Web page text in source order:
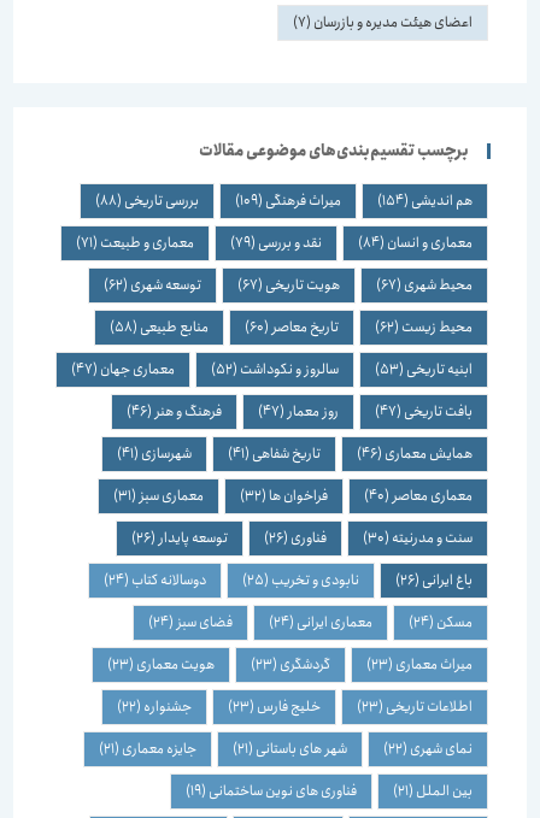
اعضای هیئت مدیره و بازرسان(7)
برچسب تقسیم‌بندی‌های موضوعی مقالات
هم اندیشی(154) میراث فرهنگی(109) بررسی تاریخی(88)
معماری و انسان(84) نقد و بررسی(79) معماری و طبیعت(71)
محیط شهری(67) هویت تاریخی(67) توسعه شهری(62)
محیط زیست(62) تاریخ معاصر(60) منابع طبیعی(58)
ابنیه تاریخی(53) سالروز و نکوداشت(52) معماری جهان(47)
بافت تاریخی(47) روز معمار(47) فرهنگ و هنر(46)
همایش معماری(46) تاریخ شفاهی(41) شهرسازی(41)
معماری معاصر(40) فراخوان ها(32) معماری سبز(31)
سنت و مدرنیته(30) فناوری(26) توسعه پایدار(26)
باغ ایرانی(26) نابودی و تخریب(25) دوسالانه کتاب(24)
مسکن(24) معماری ایرانی(24) فضای سبز(24)
میراث معماری(23) گردشگری(23) هویت معماری(23)
اطلاعات تاریخی(23) خلیج فارس(23) جشنواره(22)
نمای شهری(22) شهر های باستانی(21) جایزه معماری(21)
بین الملل(21) فناوری های نوین ساختمانی(19)